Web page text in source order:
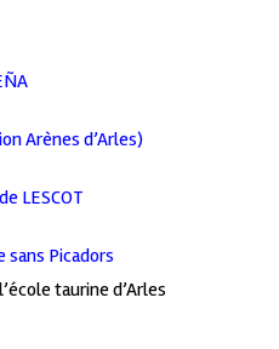
Arènes d’Arles)
LESCOT
sans Picadors
taurine d’Arles